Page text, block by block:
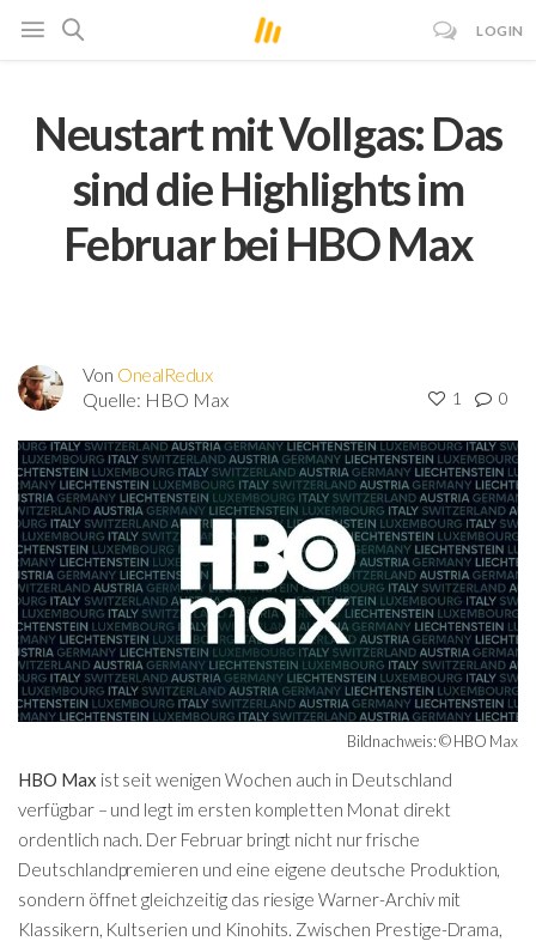
LOGIN
Neustart mit Vollgas: Das
sind die Highlights im
Februar bei HBO Max
Von OnealRedux
Quelle: HBO Max 1 0
Bildnachweis: © HBO Max
HBO Max ist seit wenigen Wochen auch in Deutschland
verfügbar – und legt im ersten kompletten Monat direkt
ordentlich nach. Der Februar bringt nicht nur frische
Deutschlandpremieren und eine eigene deutsche Produktion,
sondern öffnet gleichzeitig das riesige Warner-Archiv mit
Klassikern, Kultserien und Kinohits. Zwischen Prestige-Drama,